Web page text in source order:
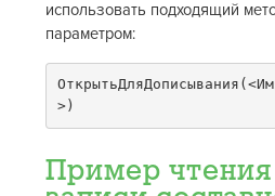
использовать подходящий
параметром:
>)
Пример чтения